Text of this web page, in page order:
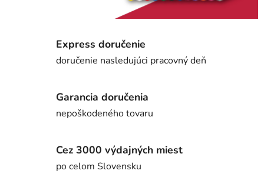
Express doručenie
doručenie nasledujúci pracovný deň
Garancia doručenia
nepoškodeného tovaru
Cez 3000 výdajných miest
po celom Slovensku